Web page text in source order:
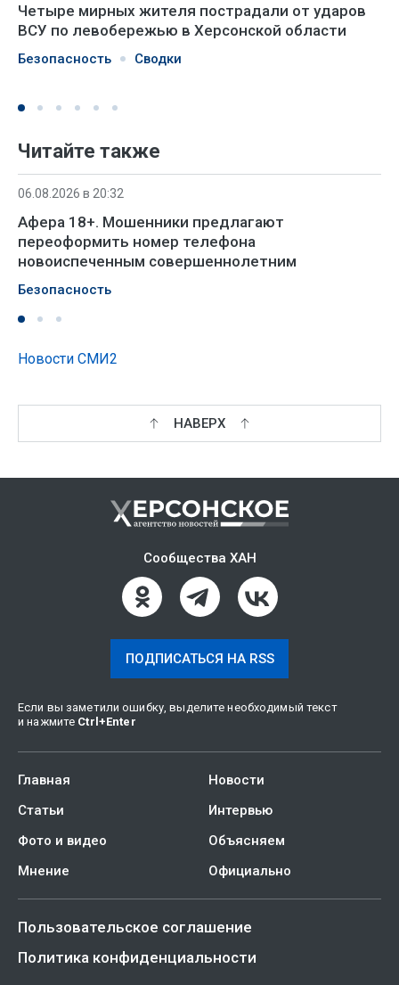
Четыре мирных жителя пострадали от ударов
ВСУ по левобережью в Херсонской области
Безопасность Сводки
Читайте также
06.08.2026 в 20:32
Афера 18+. Мошенники предлагают
переоформить номер телефона
новоиспеченным совершеннолетним
Безопасность
Новости СМИ2
НАВЕРХ
Сообщества ХАН
ПОДПИСАТЬСЯ НА RSS
Если вы заметили ошибку, выделите необходимый текст
и нажмите Ctrl +Enter
Главная
Новости
Статьи
Интервью
Фото и видео
Объясняем
Мнение
Официально
Пользовательское соглашение
Политика конфиденциальности